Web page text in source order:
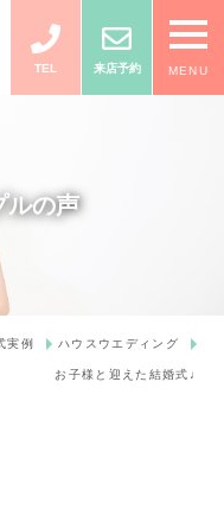
TEL 来店予約 MENU
ルの声
実例 ハウスウエディング
お子様と迎えた結婚式♩